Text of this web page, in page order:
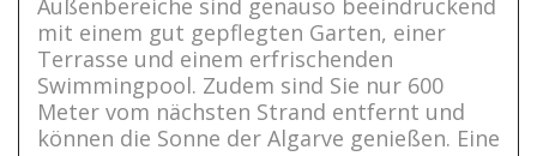
Außenbereiche sind genauso beeindruckend
mit einem gut gepflegten Garten, einer
Terrasse und einem erfrischenden
Swimmingpool. Zudem sind Sie nur 600
Meter vom nächsten Strand entfernt und
können die Sonne der Algarve genießen. Eine